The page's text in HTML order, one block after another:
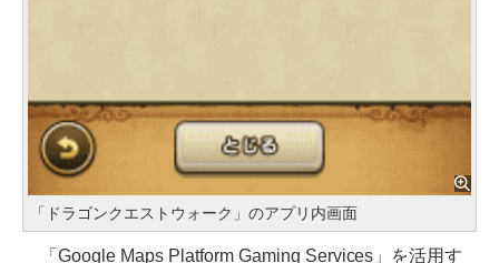
「ドラゴンクエストウォーク」のアプリ内画面
「Google Maps Platform Gaming Services」を活用す